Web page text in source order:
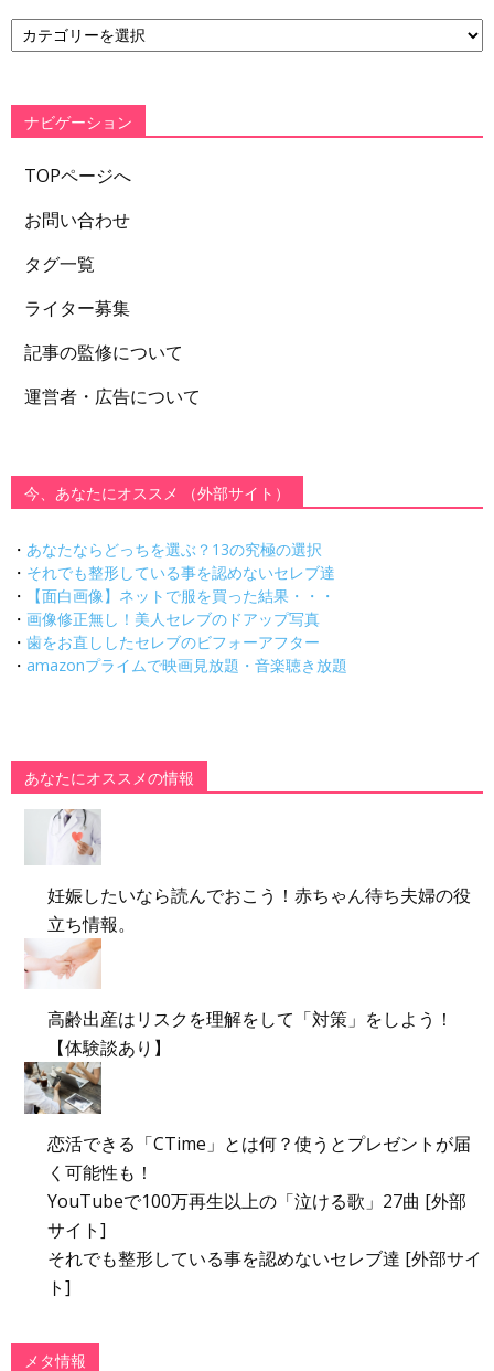
カ
テ
ー
ナビゲーション
TOPページへ
お問い合わせ
タグ一覧
ライター募集
記事の監修について
運営者・広告について
今、あなたにオススメ （外部サイト）
・ あなたならどっちを選ぶ？13の究極の選択
・ それでも整形している事を認めないセレブ達
・
【面白画像】ネットで服を買った結果・・・
・ 画像修正無し！美人セレブのドアップ写真
・ 歯をお直ししたセレブのビフォーアフター
・ amazonプライムで映画見放題・音楽聴き放題
あなたにオススメの情報
妊娠したいなら読んでおこう！赤ちゃん待ち夫婦の役
立ち情報。
高齢出産はリスクを理解をして「対策」をしよう！
【体験談あり】
恋活できる「CTime」とは何？使うとプレゼントが届
く可能性も！
YouTubeで100万再生以上の「泣ける歌」27曲 [外部
サイト]
それでも整形している事を認めないセレブ達 [外部サイ
ト]
メタ情報